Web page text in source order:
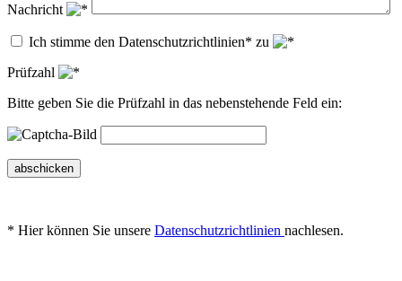
Nachricht
Ich stimme den Datenschutzrichtlinien* zu
Prüfzahl
Bitte geben Sie die Prüfzahl in das nebenstehende Feld ein:
abschicken
* Hier können Sie unsere Datenschutzrichtlinien nachlesen.